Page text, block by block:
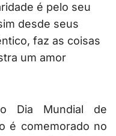
é pelo seu
desde seus
faz as coisas
um amor
Dia Mundial de
é comemorado no